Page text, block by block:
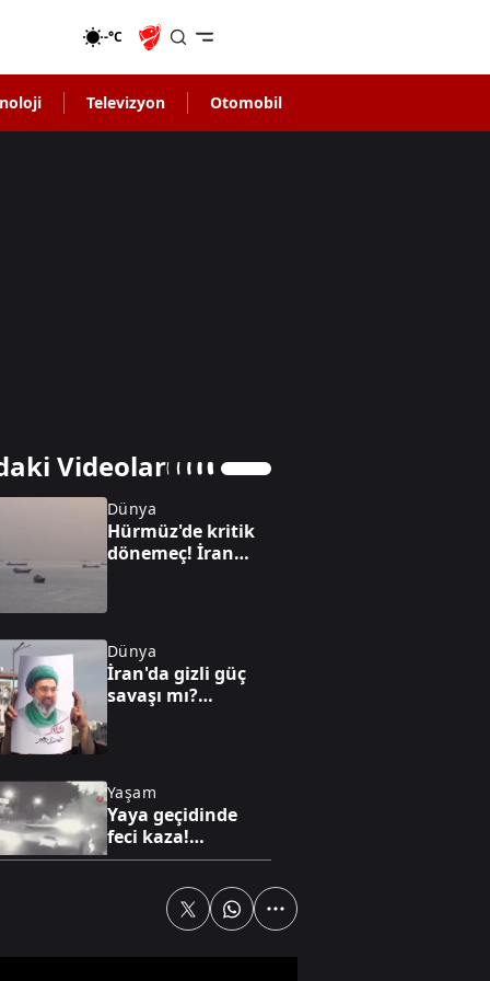
-°C
Televizyon Otomobil
Videolar
Dünya
Hürmüz'de kritik
dönemeç! İran
Dünya
İran'da gizli güç
savaşı mı?
Yaşam
Yaya geçidinde
feci kaza!
Karşıdan karşıya
can verdi!
Bakan Bayraktar